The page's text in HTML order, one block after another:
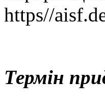
https//
Термін